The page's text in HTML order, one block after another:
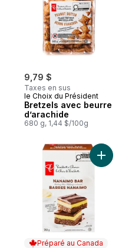
9,79 $
Taxes en sus
le Choix du Président
Bretzels avec beurre
d’arachide
680 g, 1,44 $/100g
Préparé au Canada